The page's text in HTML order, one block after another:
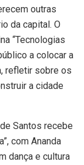
outras
da capital. O
“Tecnologias
a colocar a
refletir sobre os
a cidade
Santos recebe
com Ananda
dança e cultura